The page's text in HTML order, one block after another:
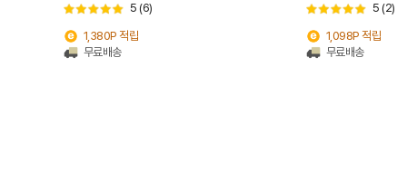
5 (6)
1,380P 적립
무료배송
5 (2)
1,098P 적립
무료배송